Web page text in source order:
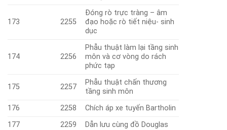
173 2255
Đóng rò trực tràng – âm
đạo hoặc rò tiết niệu- sinh
dục
174 2256
Phẫu thuật làm lại tầng sinh
môn và cơ vòng do rách
phức tạp
175 2257
Phẫu thuật chấn thương
tầng sinh môn
176
2258
Chích áp xe tuyến Bartholin
177
2259
Dẫn lưu cùng đồ Douglas